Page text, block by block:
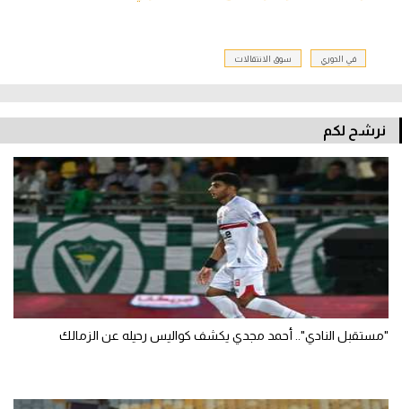
في الدوري سوق الانتقالات
نرشح لكم
"مستقبل النادي".. أحمد مجدي يكشف كواليس رحيله عن الزمالك